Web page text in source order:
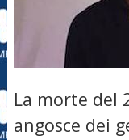
La morte del
angosce dei